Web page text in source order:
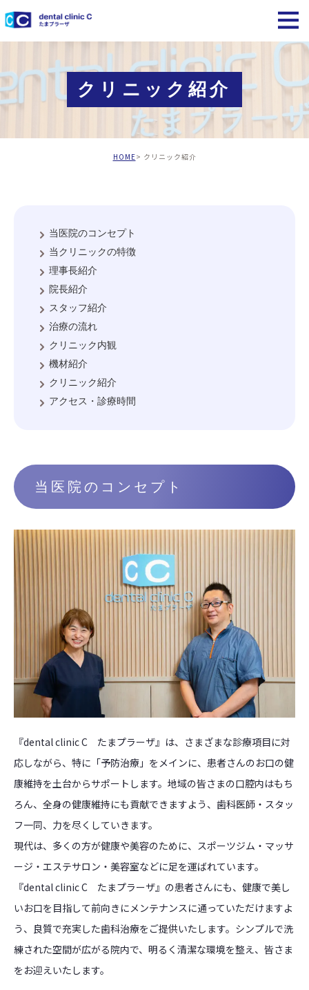
クリニック紹介
HOME クリニック紹介
当医院のコンセプト
当クリニックの特徴
理事長紹介
院長紹介
スタッフ紹介
治療の流れ
クリニック内観
機材紹介
クリニック紹介
アクセス・診療時間
当医院のコンセプト
『dental clinic C たまプラーザ』は、さまざまな診療項目に対
応しながら、特に「予防治療」をメインに、患者さんのお口の健
康維持を土台からサポートします。地域の皆さまの口腔内はもち
ろん、全身の健康維持にも貢献できますよう、歯科医師・スタッ
フ一同、力を尽くしていきます。
現代は、多くの方が健康や美容のために、スポーツジム・マッサ
ージ・エステサロン・美容室などに足を運ばれています。
『dental clinic C たまプラーザ』の患者さんにも、健康で美し
いお口を目指して前向きにメンテナンスに通っていただけますよ
う、良質で充実した歯科治療をご提供いたします。シンプルで洗
練された空間が広がる院内で、明るく清潔な環境を整え、皆さま
をお迎えいたします。